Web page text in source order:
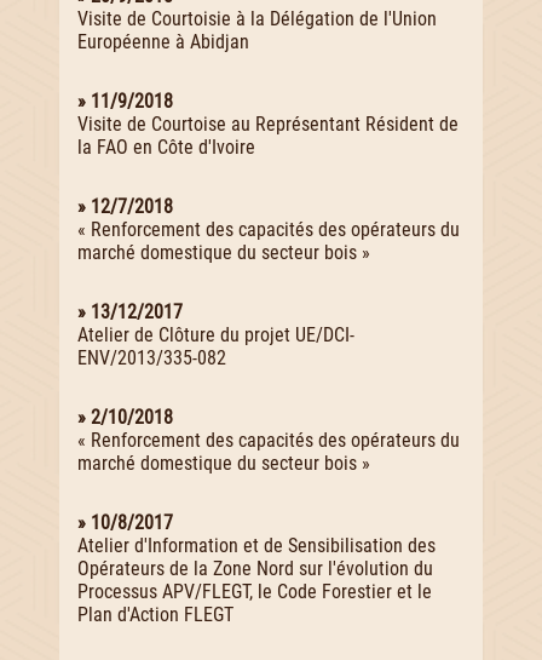
Visite de Courtoisie à la Délégation de l'Union
Européenne à Abidjan
» 11/9/2018
Visite de Courtoise au Représentant Résident de
la FAO en Côte d'Ivoire
» 12/7/2018
« Renforcement des capacités des opérateurs du
marché domestique du secteur bois »
» 13/12/2017
Atelier de Clôture du projet UE/DCI-
ENV/2013/335-082
» 2/10/2018
« Renforcement des capacités des opérateurs du
marché domestique du secteur bois »
» 10/8/2017
Atelier d'Information et de Sensibilisation des
Opérateurs de la Zone Nord sur l'évolution du
Processus APV/FLEGT, le Code Forestier et le
Plan d'Action FLEGT